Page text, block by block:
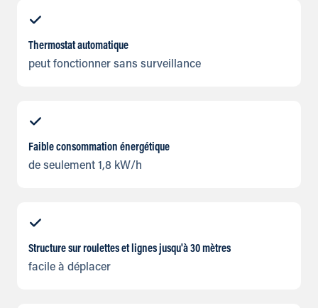
Thermostat automatique
peut fonctionner sans surveillance
Faible consommation énergétique
de seulement 1,8 kW/h
Structure sur roulettes et lignes jusqu'à 30 mètres
facile à déplacer